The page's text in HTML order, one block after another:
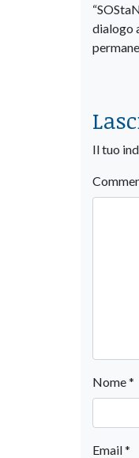
dialogo
Il tuo
Nome*
Email*